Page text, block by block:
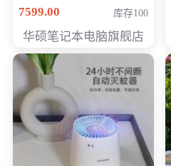
川银 oled 智慧轻薄本 会
7599.00 库存100
华硕笔记本电脑旗舰店